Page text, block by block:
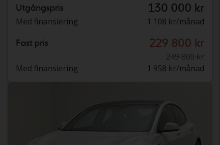
Utgångspris 130 000 kr
Med finansiering 1 108 kr/månad
Fast pris 229 800 kr
249 800 kr
Med finansiering
1 958 kr/månad